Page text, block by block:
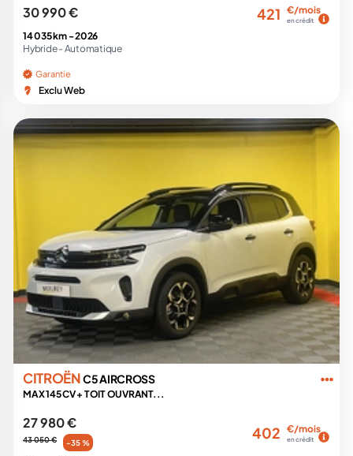
30 990 € 421 €/mois
en crédit
14 035 km -2026
Hybride - Automatique
Garantie
Exclu Web
CITROËNC5 AIRCROSS
MAX 145 CV + TOIT OUVRANT...
27 980 €
43 050 € -35 %
402 €/mois
en crédit